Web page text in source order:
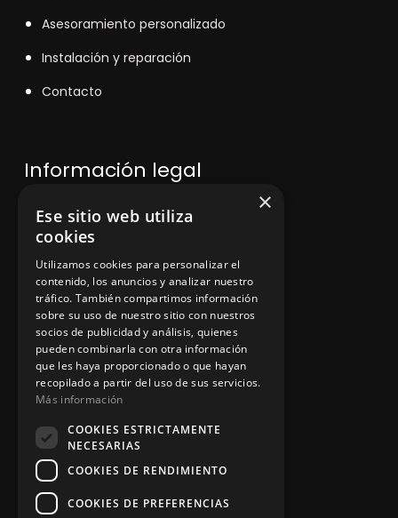
Asesoramiento personalizado
Instalación y reparación
Contacto
Información legal
Política de privacidad
Aviso legal
App Zine Hostelería
×
Ese sitio web utiliza
cookies
Utilizamos cookies para personalizar el
contenido, los anuncios y analizar nuestro
tráfico. También compartimos información
sobre su uso de nuestro sitio con nuestros
socios de publicidad y análisis, quienes
pueden combinarla con otra información
que les haya proporcionado o que hayan
recopilado a partir del uso de sus servicios.
Más información
COOKIES ESTRICTAMENTE
NECESARIAS
COOKIES DE RENDIMIENTO
COOKIES DE PREFERENCIAS